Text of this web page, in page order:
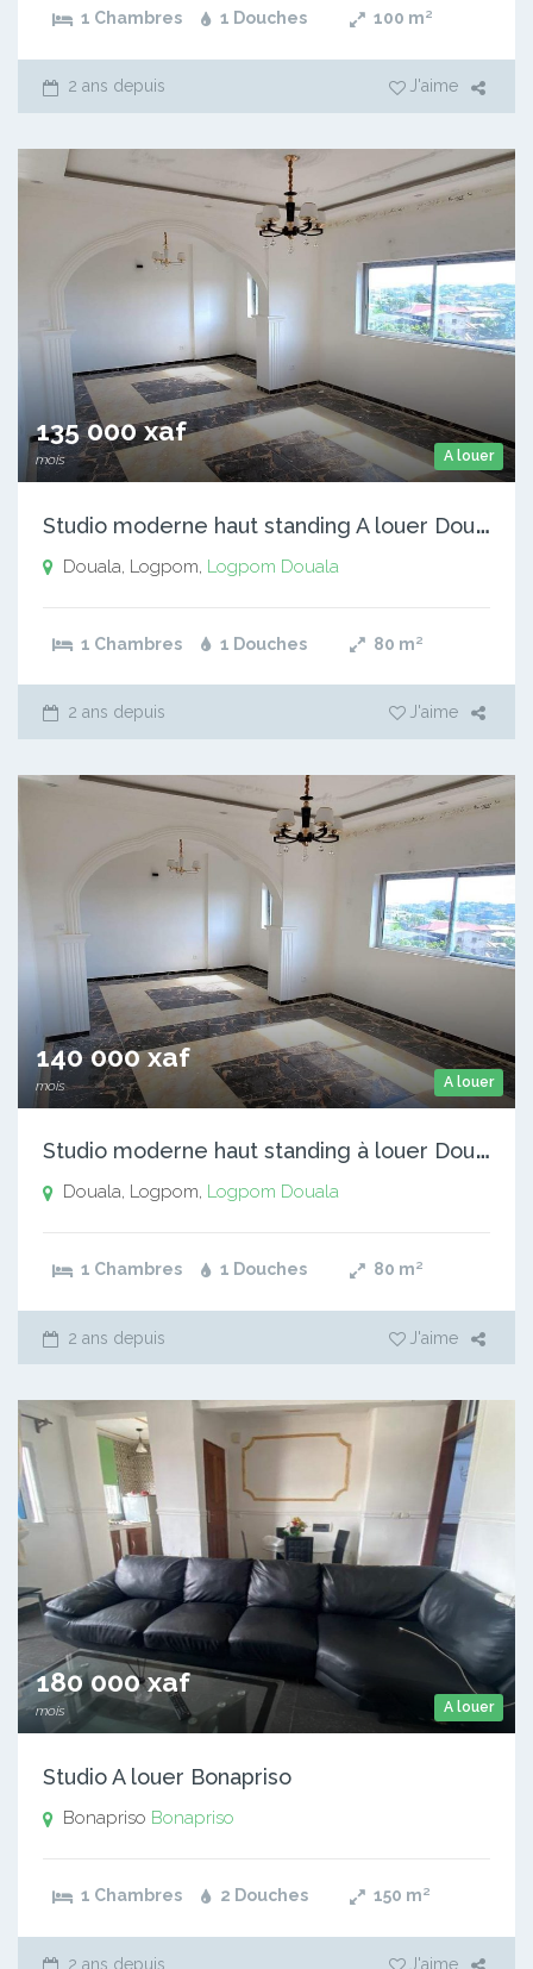
1 Chambres 1 Douches 100 m²
2 ans depuis J'aime
A louer
135 000 xaf
mois
S
tudio moderne haut standing A louer Douala Logpom
Douala, Logpom, Logpom Douala
1 Chambres 1 Douches 80 m²
2 ans depuis J'aime
A louer
140 000 xaf
mois
S
tudio moderne haut standing à louer Douala Logpom
Douala, Logpom, Logpom Douala
1 Chambres 1 Douches 80 m²
2 ans depuis J'aime
A louer
180 000 xaf
mois
Studio A louer Bonapriso
Bonapriso Bonapriso
1 Chambres 2 Douches 150 m²
2 ans depuis J'aime